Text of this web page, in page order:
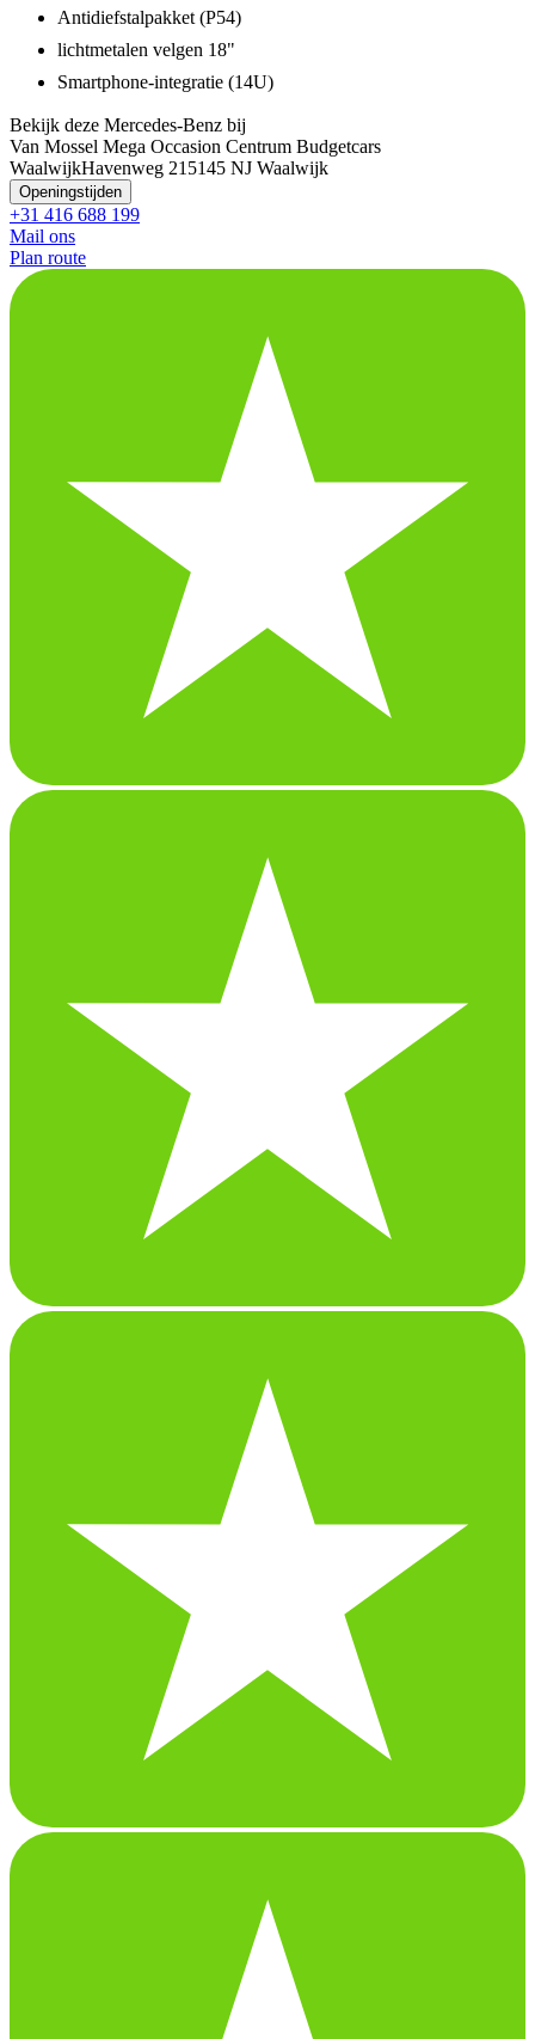
Antidiefstalpakket (P54)
lichtmetalen velgen 18"
Smartphone-integratie (14U)
Bekijk deze Mercedes-Benz bij
Van Mossel Mega Occasion Centrum Budgetcars
WaalwijkHavenweg 21 5145 NJ Waalwijk
Openingstijden
+31 416 688 199
Mail ons
Plan route